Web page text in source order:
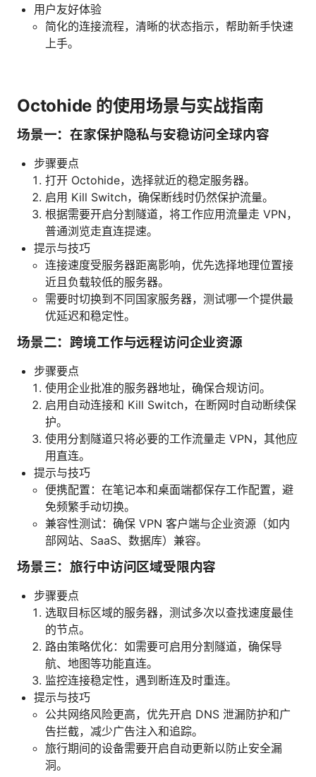
用户友好体验
简化的连接流程，清晰的状态指示，帮助新手快速
上手。
Octohide 的使用场景与实战指南
场景一：在家保护隐私与安稳访问全球内容
步骤要点
打开 Octohide，选择就近的稳定服务器。
启用 Kill Switch，确保断线时仍然保护流量。
根据需要开启分割隧道，将工作应用流量走 VPN，
普通浏览走直连提速。
提示与技巧
连接速度受服务器距离影响，优先选择地理位置接
近且负载较低的服务器。
需要时切换到不同国家服务器，测试哪一个提供最
优延迟和稳定性。
场景二：跨境工作与远程访问企业资源
步骤要点
使用企业批准的服务器地址，确保合规访问。
启用自动连接和 Kill Switch，在断网时自动断续保
护。
使用分割隧道只将必要的工作流量走 VPN，其他应
用直连。
提示与技巧
便携配置：在笔记本和桌面端都保存工作配置，避
免频繁手动切换。
兼容性测试：确保 VPN 客户端与企业资源（如内
部网站、SaaS、数据库）兼容。
场景三：旅行中访问区域受限内容
步骤要点
选取目标区域的服务器，测试多次以查找速度最佳
的节点。
路由策略优化：如需要可启用分割隧道，确保导
航、地图等功能直连。
监控连接稳定性，遇到断连及时重连。
提示与技巧
公共网络风险更高，优先开启 DNS 泄漏防护和广
告拦截，减少广告注入和追踪。
旅行期间的设备需要开启自动更新以防止安全漏
洞。